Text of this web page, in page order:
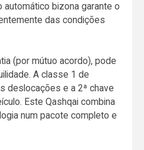
automático bizona garante o
das condições
(por mútuo acordo), pode
A classe 1 de
deslocações e a 2ª chave
Este Qashqai combina
num pacote completo e